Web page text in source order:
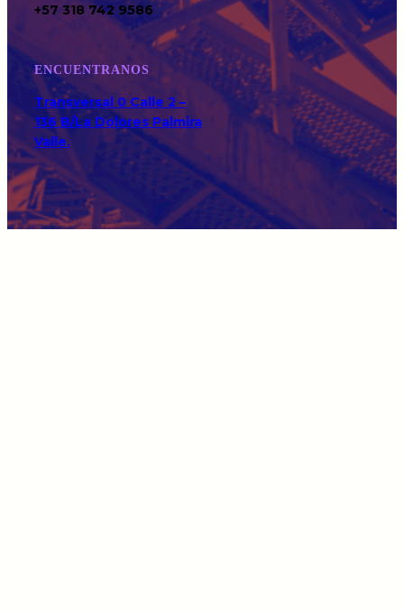
+57 318 742 9586
ENCUENTRANOS
Transversal 0 Calle 2 –
136 B/La Dolores Palmira
Valle.